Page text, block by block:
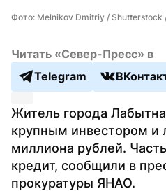
Фото: Melnikov Dmitriy / Shutterstock
Читать «Север-Пресс» в
Telegram
Житель города
крупным инвестором и
миллиона рублей.
кредит, сообщили в
прокуратуры ЯНАО.